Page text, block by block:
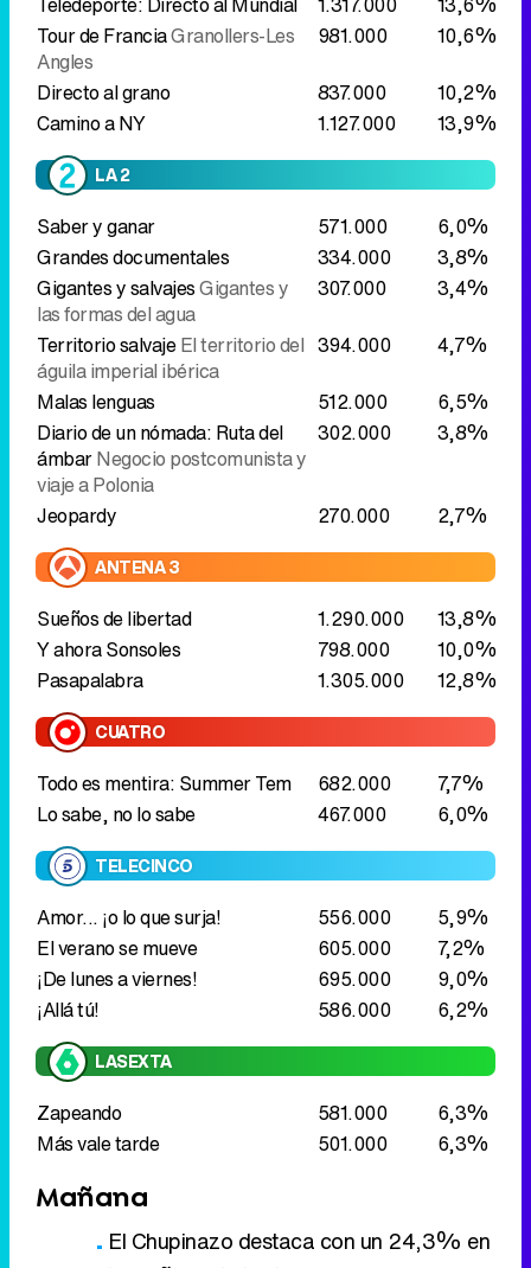
Tour de FranciaGranollers-Les
Angles
981.000
10,6%
Directo al grano
837.000
10,2%
Camino a NY
1.127.000 13,9%
LA 2
Saber y ganar 571.000
6,0%
Grandes documentales
334.000
3,8%
Gigantes y salvajesGigantes y
las formas del agua
307.000
3,4%
Territorio salvajeEl territorio del
águila imperial ibérica
394.000
4,7%
Malas lenguas
512.000
6,5%
Diario de un nómada: Ruta del
ámbarNegocio postcomunista y
viaje a Polonia
302.000 3,8%
Jeopardy 270.000 2,7%
ANTENA 3
Sueños de libertad 1.290.000
13,8%
Y ahora Sonsoles
798.000
10,0%
Pasapalabra
1.305.000 12,8%
CUATRO
Todo es mentira: Summer Tem 682.000
7,7%
Lo sabe, no lo sabe
467.000 6,0%
TELECINCO
Amor... ¡o lo que surja! 556.000
5,9%
El verano se mueve
605.000
7,2%
¡De lunes a viernes!
695.000
9,0%
¡Allá tú!
586.000 6,2%
LASEXTA
Zapeando 581.000
6,3%
Más vale tarde
501.000 6,3%
Mañana
El Chupinazo destaca con un 24,3% en